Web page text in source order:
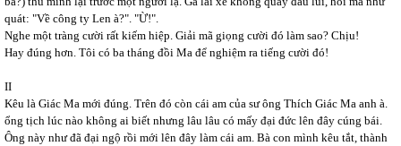
quát: "Về công ty Len à?". "Ừ!".
Nghe một tràng cười rất kiếm hiệp. Giải mã giọng cười đó làm sao? Chịu!
Hay đúng hơn. Tôi có ba tháng đồi Ma để nghiệm ra tiếng cười đó!
II
Kêu là Giác Ma mới đúng. Trên đó còn cái am của sư ông Thích Giác Ma anh à.
ổng tịch lúc nào không ai biết nhưng lâu lâu có mấy đại đức lên đây cúng bái.
Ông này như đã đại ngộ rồi mới lên đây làm cái am. Bà con mình kêu tắt, thành